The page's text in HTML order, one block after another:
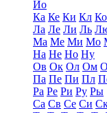
Йо
Ка Ке Ки Кл Ко
Ла Ле Ли Ль
Ма Ме Ми Мо
На Не Но Ну
Ов Ок Ол Ом
Па Пе Пи Пл
Ра Ре Ри Ру Ры
Са Св Се Си